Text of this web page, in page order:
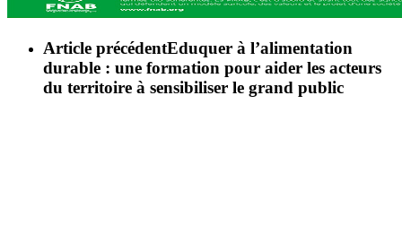
Article précédentEduquer à l’alimentation
durable : une formation pour aider les acteurs
du territoire à sensibiliser le grand public